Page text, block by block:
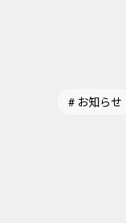
お知らせ